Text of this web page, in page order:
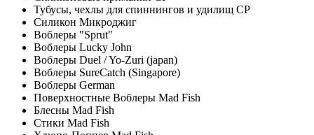
Тубусы, чехлы для спиннингов и удилищ СР
Силикон Микроджиг
Воблеры "Sprut"
Воблеры Lucky John
Воблеры Duel / Yo-Zuri (japan)
Воблеры SureCatch (Singapore)
Воблеры German
Поверхностные Воблеры Mad Fish
Блесны Mad Fish
Стики Mad Fish